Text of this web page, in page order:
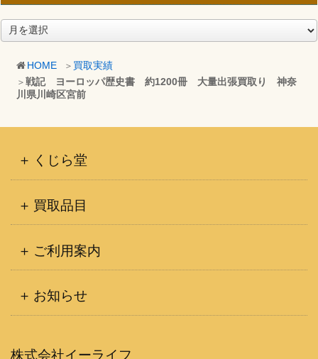
HOME
買取実績
戦記 ヨーロッパ歴史書 約1200冊 大量出張買取り 神奈
川県川崎区宮前
ア
ー
くじら堂
買取品目
ご利用案内
お知らせ
株式会社イーライフ